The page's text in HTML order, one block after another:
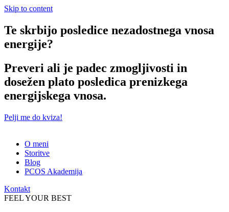
Skip to content
Te skrbijo posledice nezadostnega vnosa
energije?
Preveri ali je padec zmogljivosti in
dosežen plato posledica prenizkega
energijskega vnosa.
Pelji me do kviza!
O meni
Storitve
Blog
PCOS Akademija
Kontakt
FEEL YOUR BEST